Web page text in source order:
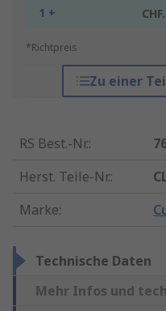
1 +
*Richtpreis
Zu einer
RS Best.-Nr.:
Herst. Teile-Nr.:
Marke:
Technische Daten
Mehr Infos und